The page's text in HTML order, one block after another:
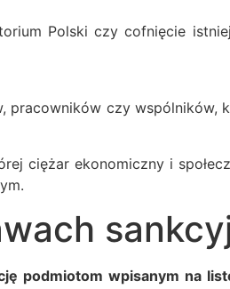
Polski czy cofnięcie
czy wspólników,
ciężar ekonomiczny i
podmiotom wpisanym na